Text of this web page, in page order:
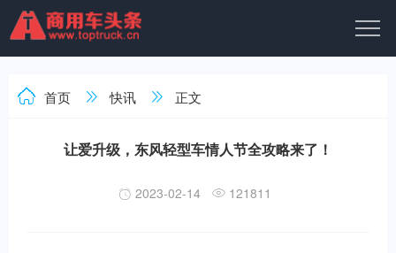
首页 快讯 正文
让爱升级，东风轻型车情人节全攻略来了！
2023-02-14 121811